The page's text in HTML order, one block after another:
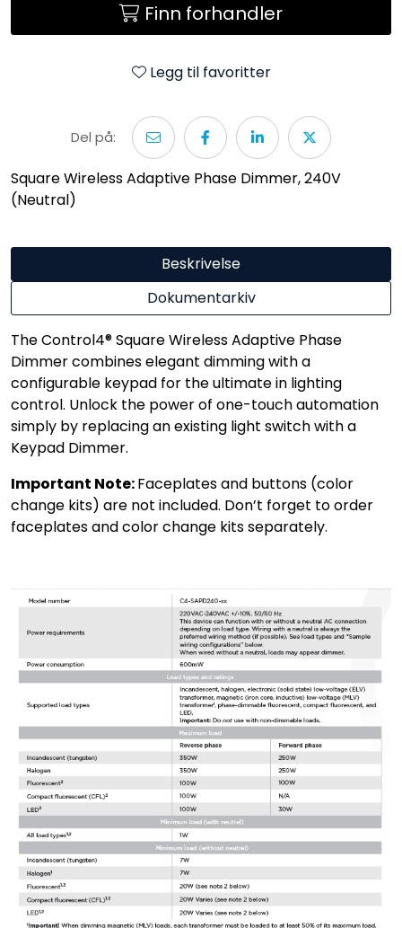
Finn forhandler
Legg til favoritter
Del på:
Square Wireless Adaptive Phase Dimmer, 240V
(Neutral)
Beskrivelse
Dokumentarkiv
The Control4® Square Wireless Adaptive Phase
Dimmer combines elegant dimming with a
configurable keypad for the ultimate in lighting
control. Unlock the power of one-touch automation
simply by replacing an existing light switch with a
Keypad Dimmer.
Important Note:Faceplates and buttons (color
change kits) are not included. Don’t forget to order
faceplates and color change kits separately.